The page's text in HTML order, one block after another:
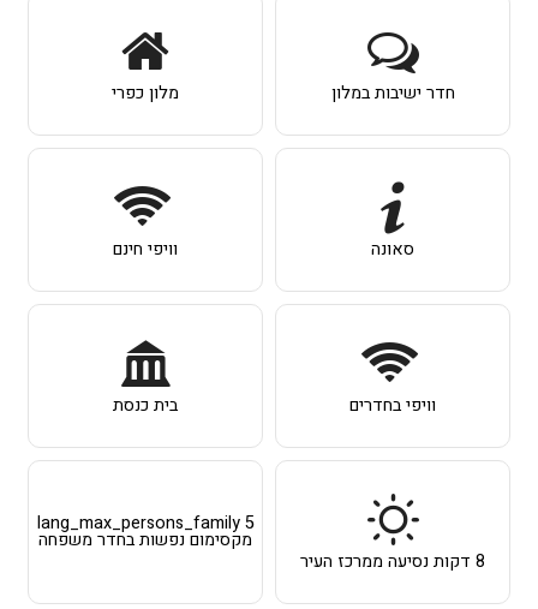
חדר ישיבות במלון מלון כפרי
סאונה וויפי חינם
וויפי בחדרים בית כנסת
8 דקות נסיעה ממרכז העיר
lang_max_persons_family 5
מקסימום נפשות בחדר משפחה